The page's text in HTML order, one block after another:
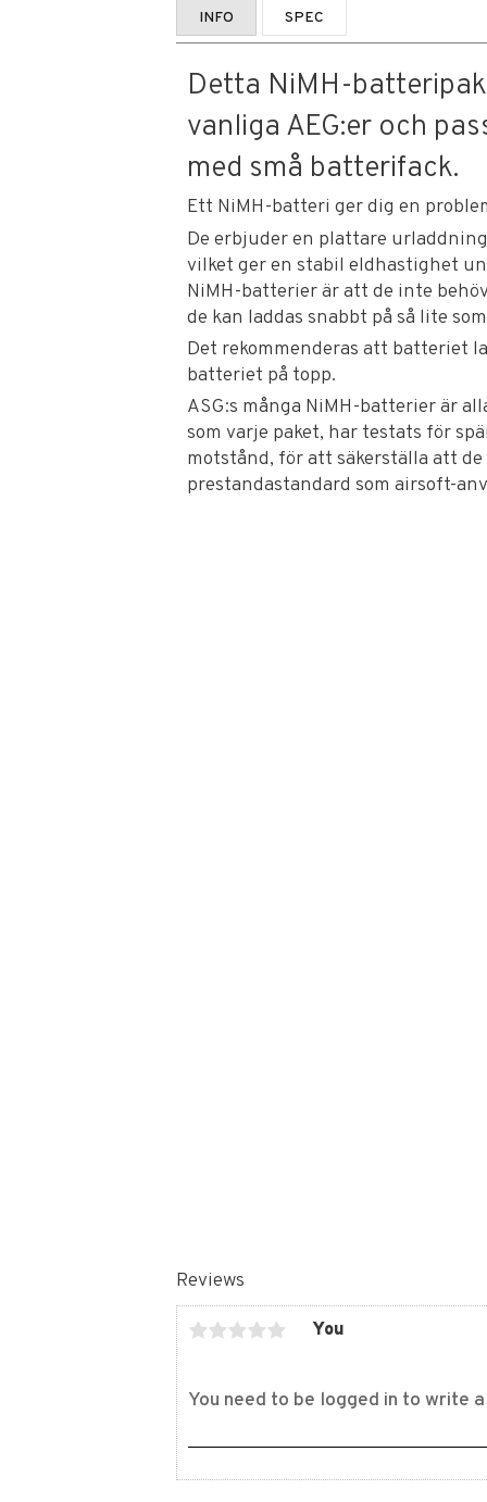
INFO SPEC
Detta NiMH-
vanliga AEG:er och
med små batterifack.
Ett NiMH-batteri ger dig en
De erbjuder en plattare
vilket ger en stabil eldhastighet
NiMH-batterier är att de inte
de kan laddas snabbt på så lite
Det rekommenderas att batteriet
batteriet på topp.
ASG:s många NiMH-batterier är
som varje paket, har testats för
motstånd, för att säkerställa att
prestandastandard som airsoft-
Reviews
You